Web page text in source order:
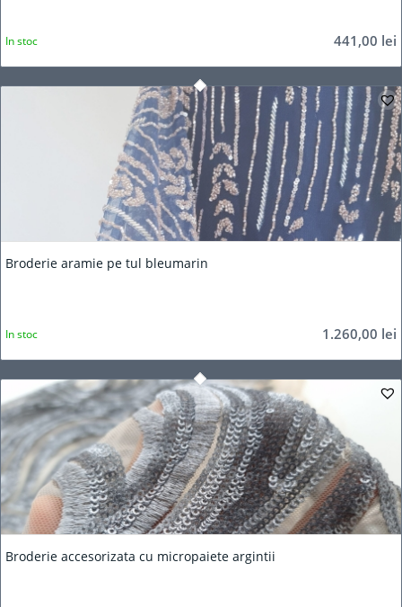
441,00 lei
In stoc
Broderie aramie pe tul bleumarin
1.260,00 lei
In stoc
Broderie accesorizata cu micropaiete argintii